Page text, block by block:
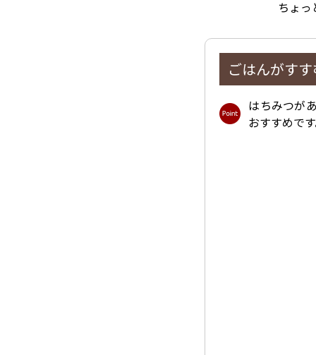
ちょ
ごはんがす
はちみつが
おすすめで